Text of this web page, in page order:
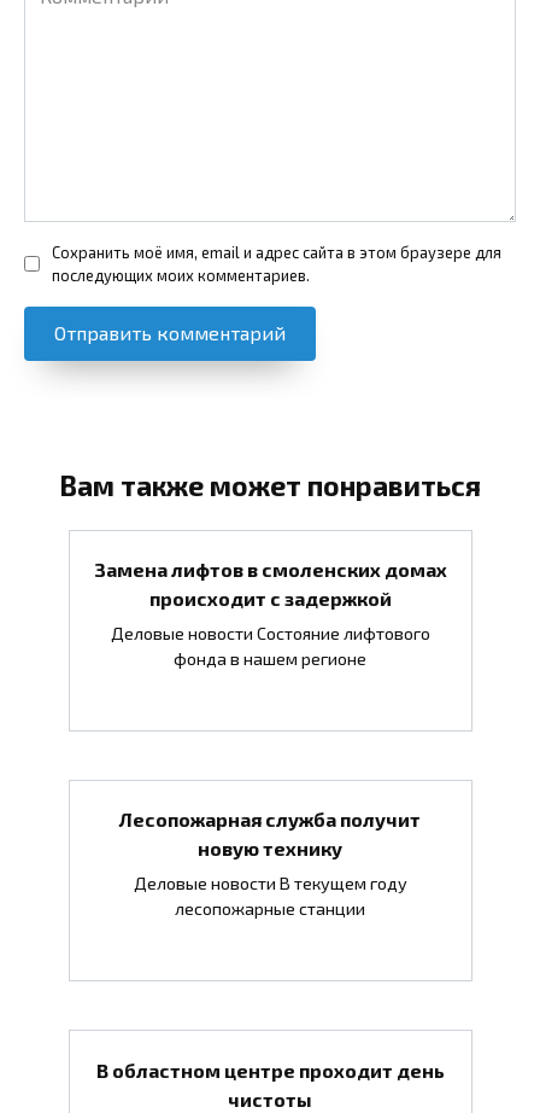
Сохранить моё имя, email и адрес сайта в этом браузере для
последующих моих комментариев.
Вам также может понравиться
Замена лифтов в смоленских домах
происходит с задержкой
Деловые новости Состояние лифтового
фонда в нашем регионе
Лесопожарная служба получит
новую технику
Деловые новости В текущем году
лесопожарные станции
В областном центре проходит день
чистоты